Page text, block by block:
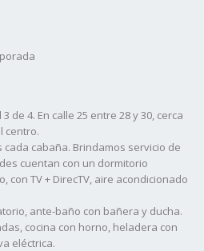
de 4. En calle 25 entre 28 y 30, cerca
centro.
cabaña. Brindamos servicio de
cuentan con un dormitorio
con TV + DirecTV, aire acondicionado
ante-baño con bañera y ducha.
cocina con horno, heladera con
eléctrica.